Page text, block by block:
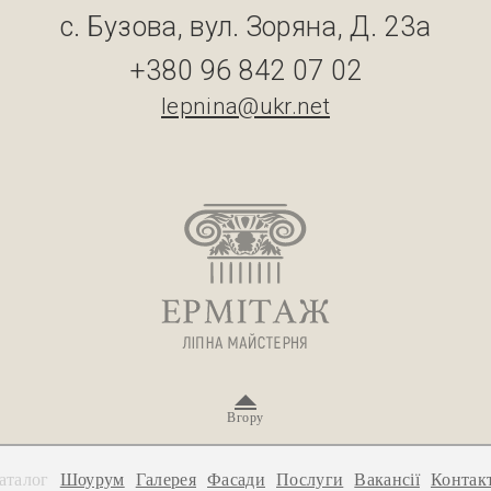
с. Бузова, вул. Зоряна, Д. 23а
+380 96 842 07 02
lepnina@ukr.net
Вгору
Шоурум Галерея Фасади Послуги Вакансії